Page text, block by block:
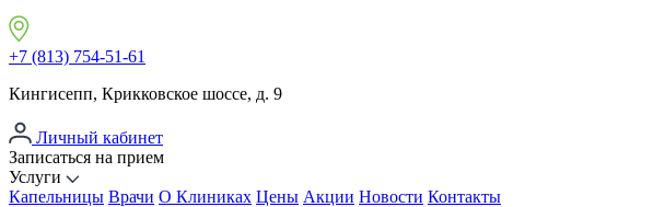
+7 (813) 754-51-61
Кингисепп, Крикковское шоссе, д. 9
Личный кабинет
Записаться на прием
Услуги
Капельницы Врачи О Клиниках Цены Акции Новости Контакты